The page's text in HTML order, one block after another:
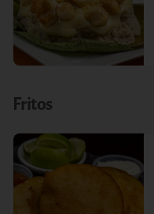
Fritos